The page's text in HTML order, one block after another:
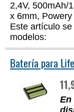
2,4V, 500mAh/
x 6mm, Powery
Este artículo
modelos:
Batería para
En